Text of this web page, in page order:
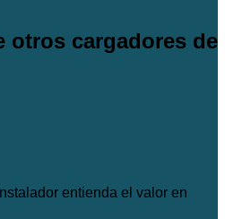
otros cargadores de
entienda el valor en